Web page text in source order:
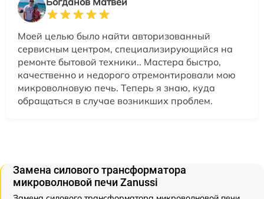
Моей целью было найти авторизованный
сервисным центром, специализирующийся на
ремонте бытовой техники.. Мастера быстро,
качественно и недорого отремонтировали мою
микроволновую печь. Теперь я знаю, куда
обращаться в случае возникших проблем.
Замена силового трансформатора
микроволновой печи Zanussi